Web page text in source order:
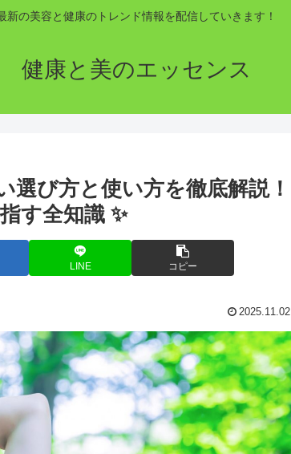
新の美容と健康のトレンド情報を配信していきます！
健康と美のエッセンス
選び方と使い方を徹底解説！
す全知識 ✨
LINE コピー
2025.11.02